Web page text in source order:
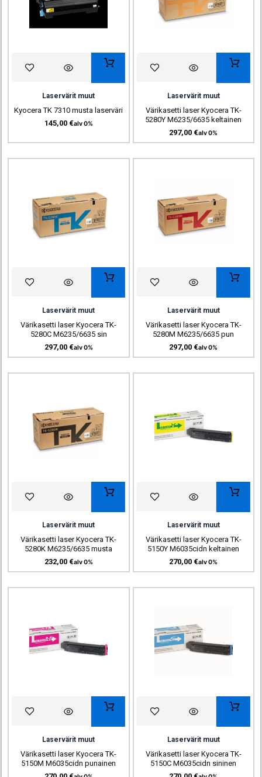
Laservärit muut
Kyocera TK 7310 musta laserväri
145,00 €alv 0%
Laservärit muut
Värikasetti laser Kyocera TK-
5280Y M6235/6635 keltainen
297,00 €alv 0%
Laservärit muut
Värikasetti laser Kyocera TK-
5280C M6235/6635 sin
297,00 €alv 0%
Laservärit muut
Värikasetti laser Kyocera TK-
5280M M6235/6635 pun
297,00 €alv 0%
Laservärit muut
Värikasetti laser Kyocera TK-
5280K M6235/6635 musta
232,00 €alv 0%
Laservärit muut
Värikasetti laser Kyocera TK-
5150Y M6035cidn keltainen
270,00 €alv 0%
Laservärit muut
Värikasetti laser Kyocera TK-
5150M M6035cidn punainen
Laservärit muut
Värikasetti laser Kyocera TK-
5150C M6035cidn sininen